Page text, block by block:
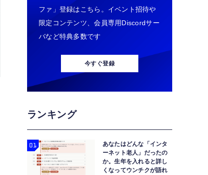
ファ」登録はこちら。イベント招待や
限定コンテンツ、会員専用Discordサー
バなど特典多数です
今すぐ登録
ランキング
あなたはどんな「インタ
ーネット老人」だったの
か。生年を入れると詳し
くなってウンチクが語れ